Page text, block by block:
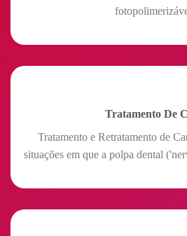
Tratamento De
Tratamento e Retratamento de
situações em que a polpa dental